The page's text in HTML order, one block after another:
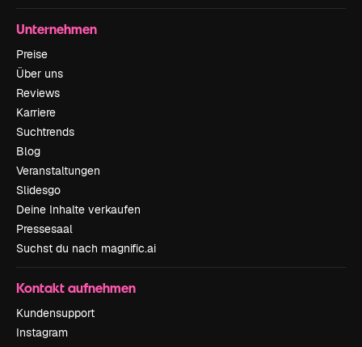
Unternehmen
Preise
Über uns
Reviews
Karriere
Suchtrends
Blog
Veranstaltungen
Slidesgo
Deine Inhalte verkaufen
Pressesaal
Suchst du nach magnific.ai
Kontakt aufnehmen
Kundensupport
Instagram